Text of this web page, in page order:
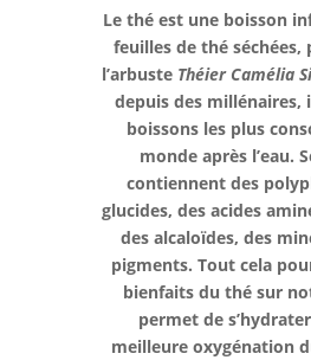
Le thé est une boisson
feuilles de thé séchées,
l’arbuste Théier Camélia
depuis des millénaires,
boissons les plus
monde après l’eau.
contiennent des
glucides, des acides
des alcaloïdes, des
pigments. Tout cela
bienfaits du thé sur
permet de
meilleure oxygénation